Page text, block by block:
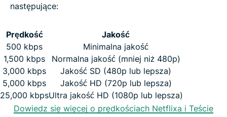
następujące:
Prędkość
Jakość
500 kbps
Minimalna jakość
1,500 kbps
Normalna jakość (mniej niż 480p)
3,000 kbps
Jakość SD (480p lub lepsza)
5,000 kbps
Jakość HD (720p lub lepsza)
25,000 kbpsUltra jakość HD (1080p lub lepsza)
Dowiedz się więcej o prędkościach Netflixa i Teście